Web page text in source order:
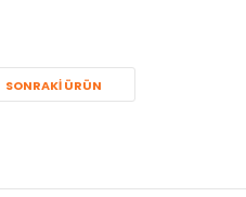
SONRAKI ÜRÜN